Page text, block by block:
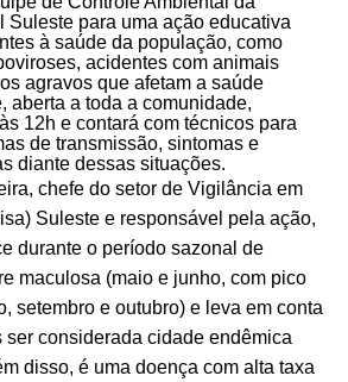
para uma ação educativa
à saúde da população, como
acidentes com animais
agravos que afetam a saúde
aberta a toda a comunidade,
12h e contará com técnicos para
de transmissão, sintomas e
diante dessas situações.
chefe do setor de Vigilância em
Suleste e responsável pela ação,
durante o período sazonal de
maculosa (maio e junho, com pico
setembro e outubro) e leva em conta
ser considerada cidade endêmica
disso, é uma doença com alta taxa